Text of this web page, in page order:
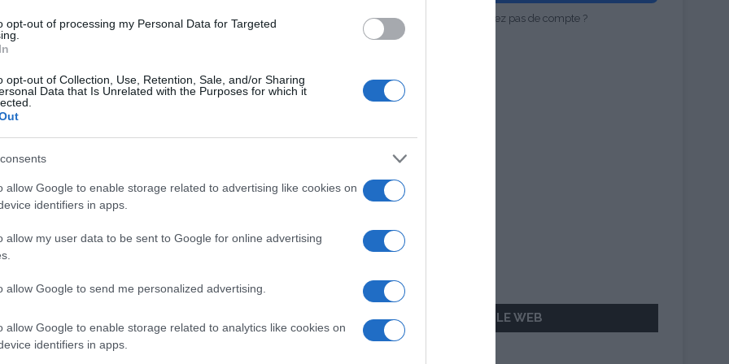
opt-out of processing my Personal Data for Targeted
opt-out of Collection, Use, Retention, Sale, and/or Sharing
Data that Is Unrelated with the Purposes for which it
allow Google to enable storage related to advertising like cookies on
identifiers in apps.
allow my user data to be sent to Google for online advertising
allow Google to send me personalized advertising.
allow Google to enable storage related to analytics like cookies on
identifiers in apps.
12 mai 2011 0 4 665
Gâteau de Pommes de Terre et
Saumon Écossais Label Rouge au
Proportions pour 4 Personnes Temps de Préparation 20
Lire la suite »
Vous n'avez pas de compte ?
AILLEURS SUR LE WEB